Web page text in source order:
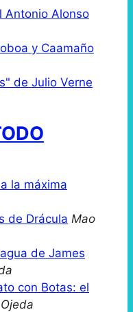
Antonio Alonso
y Caamaño
de Julio Verne
la máxima
de Drácula Mao
de James
con Botas: el